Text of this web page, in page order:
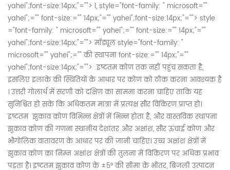
yahei";font-size:14px;"=""> l,style="font-family: " microsoft=""
yahei";="" font-size:="" 14px;"="" yahei";font-size:14px;"=""> style
="font-family: " microsoft="" yahei";="" font-size:="" 14px;"=""
yahei";font-size:14px;"="">मॉड्यूलstyle="font-family: "
microsoft="" yahei";="" की स्थापना font-size:="" 14px;"=""
yahei";font-size:14px;"=""> इष्टतम कोण तक नहीं पहुंच सकता है,
इसलिए इलाके की स्थितियों के आधार परकोण को ठीक करना आवश्यकहै
। उत्तरी गोलार्ध में सरणी को दक्षिण का सामना करना चाहिए ताकि यह
सुनिश्चित हो सके कि अधिकतम मात्रा में प्रत्यक्ष सौर विकिरण प्राप्त हो।
इष्टतम झुकाव कोण विभिन्न क्षेत्रों में भिन्न होता है, और वास्तविक स्थापना
झुकाव कोण की गणना स्थानीय देशांतर और अक्षांश, सौर ऊंचाई कोण और
भौगोलिक वातावरण के आधार पर की जानी चाहिए। उच्च अक्षांश क्षेत्रों में
झुकाव कोण का निम्न अक्षांश क्षेत्रों की तुलना में विकिरण पर अधिक प्रभाव
पड़ता है। इष्टतम झुकाव कोण के ±5° की सीमा के भीतर, बिजली उत्पादन